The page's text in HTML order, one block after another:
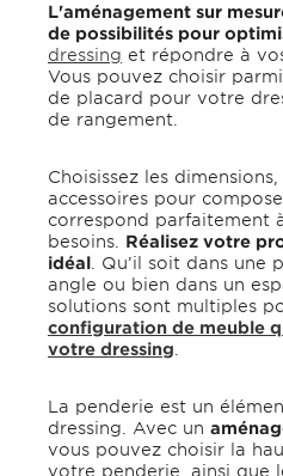
L'aménagement sur
de possibilités pour
dressing et répondre à
Vous pouvez choisir
de placard pour votre
de rangement.
Choisissez les
accessoires pour
correspond parfaitement
besoins. Réalisez votre
idéal . Qu’il soit dans une
angle ou bien dans un
solutions sont multiples
configuration de meuble
votre dressing
La penderie est un
dressing. Avec un
vous pouvez choisir la
votre penderie, ainsi que